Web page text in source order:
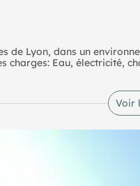
de Lyon, dans un
charges: Eau, électricité,
m². MASLH Realty &
chauffage, climatisation,
Voir